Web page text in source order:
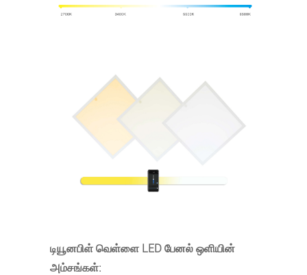
டியூனபிள் வெள்ளை LED பேனல் ஒளியின்
அம்சங்கள்: